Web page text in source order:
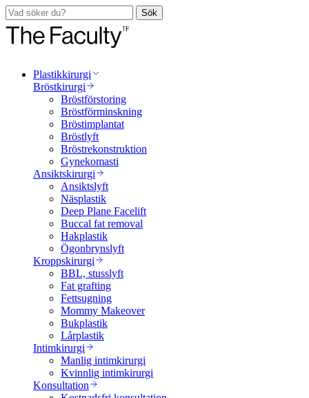
Sök
Plastikkirurgi
Bröstkirurgi
Bröstförstoring
Bröstförminskning
Bröstimplantat
Bröstlyft
Bröstrekonstruktion
Gynekomasti
Ansiktskirurgi
Ansiktslyft
Näsplastik
Deep Plane Facelift
Buccal fat removal
Hakplastik
Ögonbrynslyft
Kroppskirurgi
BBL, stusslyft
Fat grafting
Fettsugning
Mommy Makeover
Bukplastik
Lårplastik
Intimkirurgi
Manlig intimkirurgi
Kvinnlig intimkirurgi
Konsultation